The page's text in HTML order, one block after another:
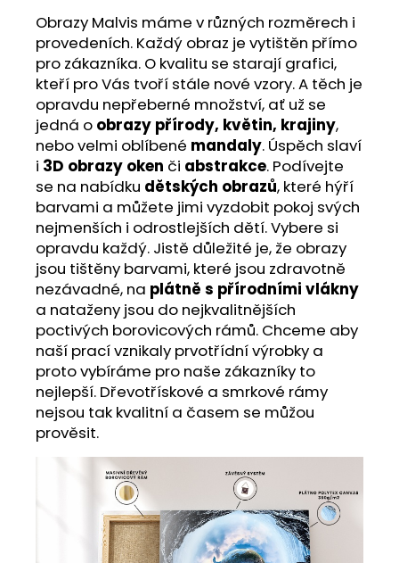
Obrazy Malvis máme v různých rozměrech i
provedeních. Každý obraz je vytištěn přímo
pro zákazníka. O kvalitu se starají grafici,
kteří pro Vás tvoří stále nové vzory. A těch je
opravdu nepřeberné množství, ať už se
jedná o obrazy přírody, květin, krajiny,
nebo velmi oblíbené mandaly. Úspěch slaví
i 3D obrazy oken či abstrakce. Podívejte
se na nabídku dětských obrazů, které hýří
barvami a můžete jimi vyzdobit pokoj svých
nejmenších i odrostlejších dětí. Vybere si
opravdu každý. Jistě důležité je, že obrazy
jsou tištěny barvami, které jsou zdravotně
nezávadné, na plátně s přírodními vlákny
a nataženy jsou do nejkvalitnějších
poctivých borovicových rámů. Chceme aby
naší prací vznikaly prvotřídní výrobky a
proto vybíráme pro naše zákazníky to
nejlepší. Dřevotřískové a smrkové rámy
nejsou tak kvalitní a časem se můžou
prověsit.